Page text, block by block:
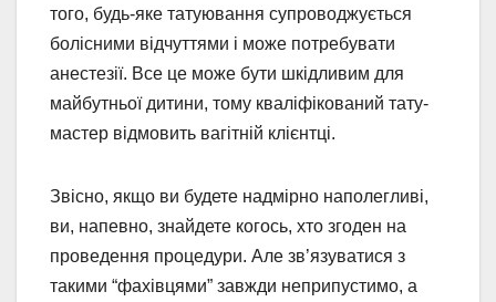
того, будь-яке татуювання супроводжується
болісними відчуттями і може потребувати
анестезії. Все це може бути шкідливим для
майбутньої дитини, тому кваліфікований тату-
мастер відмовить вагітній клієнтці.
Звісно, якщо ви будете надмірно наполегливі,
ви, напевно, знайдете когось, хто згоден на
проведення процедури. Але зв’язуватися з
такими “фахівцями” завжди неприпустимо, а